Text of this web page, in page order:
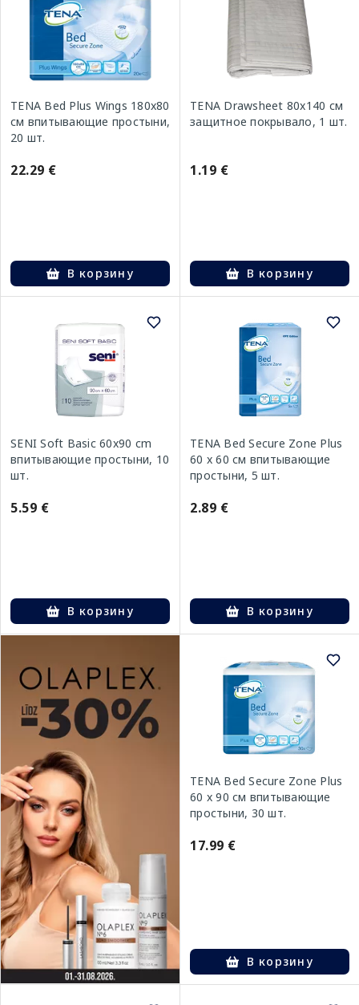
TENA Bed Plus Wings 180x80
см впитывающие простыни,
20 шт.
22.29 €
В корзину
TENA Drawsheet 80x140 см
защитное покрывало, 1 шт.
1.19 €
В корзину
SENI Soft Basic 60x90 cm
впитывающие простыни, 10
шт.
5.59 €
В корзину
TENA Bed Secure Zone Plus
60 x 60 см впитывающие
простыни, 5 шт.
2.89 €
В корзину
TENA Bed Secure Zone Plus
60 x 90 см впитывающие
простыни, 30 шт.
17.99 €
В корзину